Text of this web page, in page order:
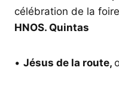
célébration de la
HNOS. Quintas
• Jésus de la route,